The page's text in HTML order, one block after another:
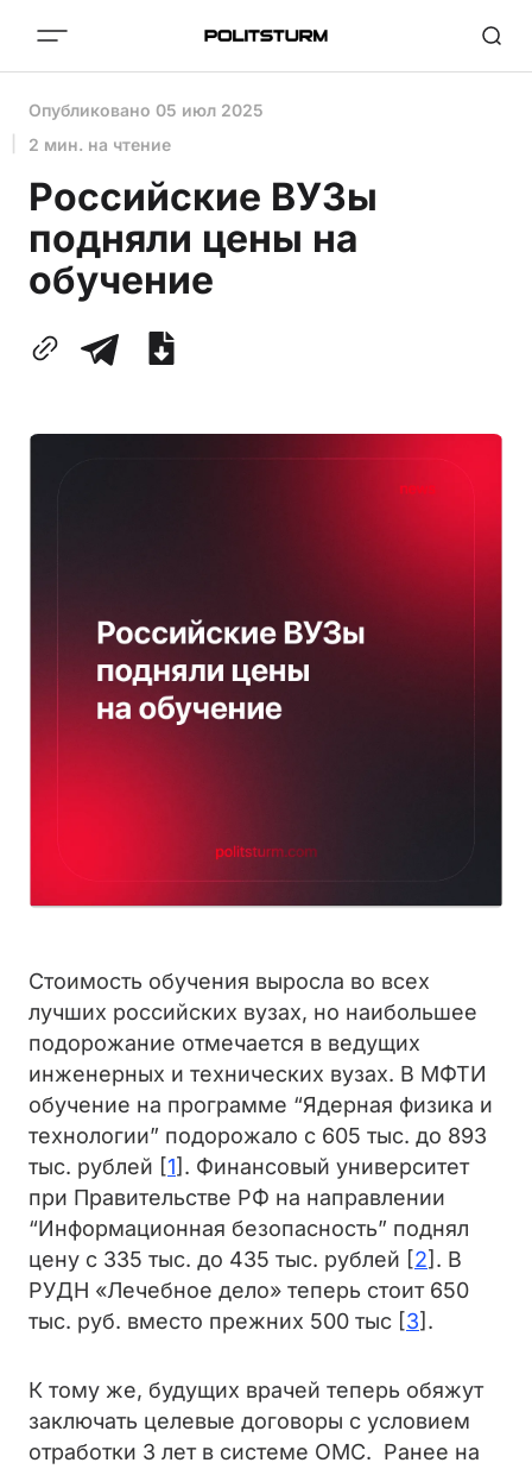
Опубликовано 05 июл 2025
2 мин. на чтение
Российские ВУЗы
подняли цены на
обучение
Стоимость обучения выросла во всех
лучших российских вузах, но наибольшее
подорожание отмечается в ведущих
инженерных и технических вузах. В МФТИ
обучение на программе “Ядерная физика и
технологии” подорожало с 605 тыс. до 893
тыс. рублей [1]. Финансовый университет
при Правительстве РФ на направлении
“Информационная безопасность” поднял
цену с 335 тыс. до 435 тыс. рублей [2]. В
РУДН «Лечебное дело» теперь стоит 650
тыс. руб. вместо прежних 500 тыс [3].
К тому же, будущих врачей теперь обяжут
заключать целевые договоры с условием
отработки 3 лет в системе ОМС. Ранее на